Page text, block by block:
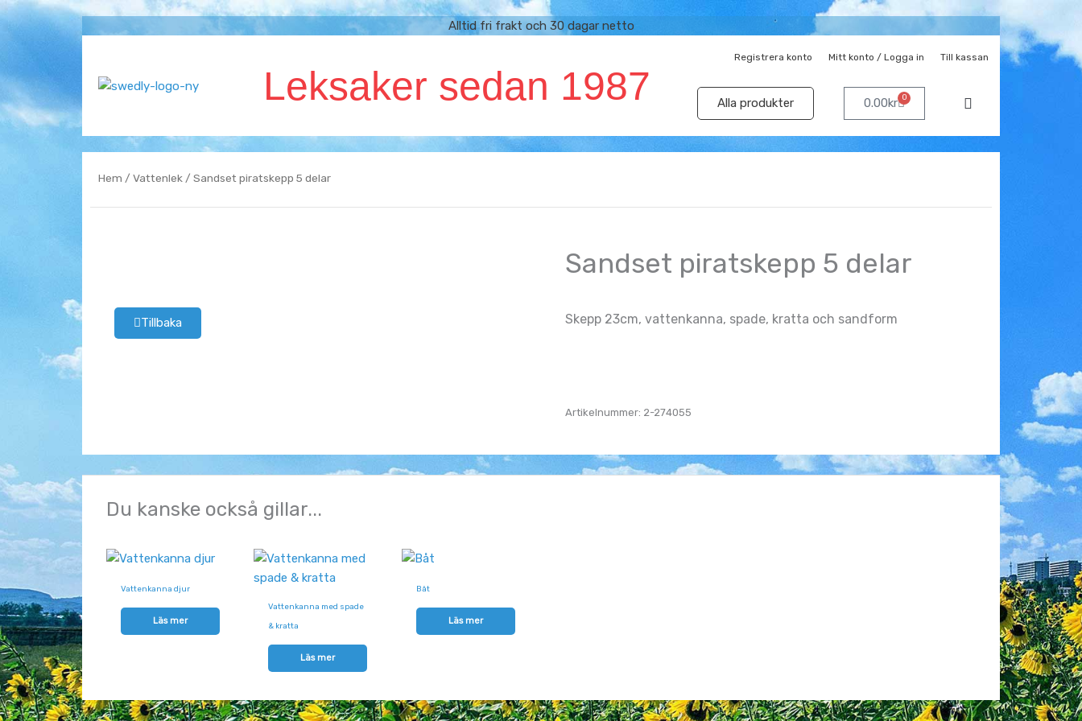
Hoppa
Alltid fri frakt och 30 dagar netto
Leksaker sedan 1987
Registrera konto Mitt konto / Logga in Till kassan
Alla produkter 0.00kr 0
Varukorg
Hem / Vattenlek / Sandset piratskepp 5 delar
Tillbaka
Sandset piratskepp 5 delar
Skepp 23cm, vattenkanna, spade, kratta och sandform
Artikelnummer: 2-274055
Du kanske också gillar...
Vattenkanna djur
Läs mer
Vattenkanna med spade
& kratta
Läs mer
Båt
Läs mer